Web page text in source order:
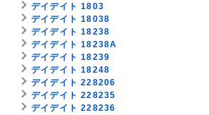
デイデイト 1803
デイデイト 18038
デイデイト 18238
デイデイト 18238A
デイデイト 18239
デイデイト 18248
デイデイト 228206
デイデイト 228235
デイデイト 228236